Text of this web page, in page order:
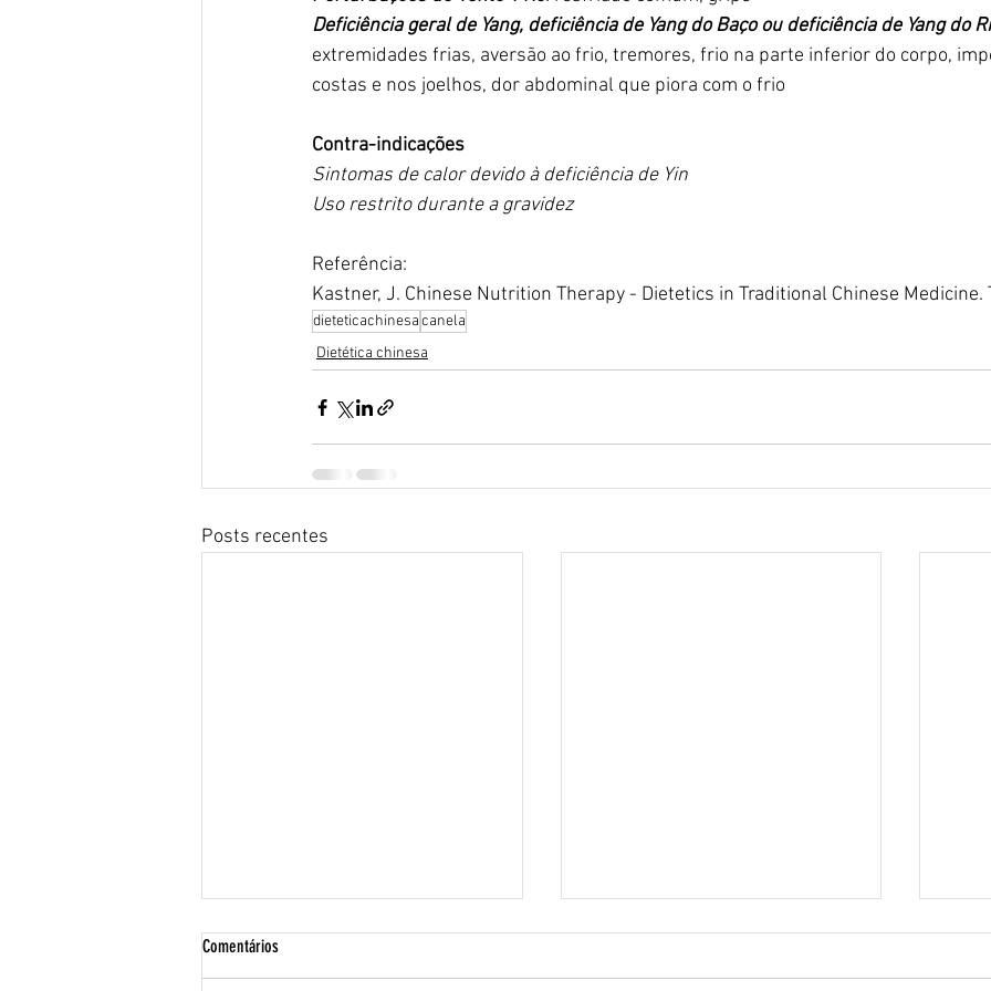
Deficiência geral de Yang, deficiência de Yang do Baço ou deficiência de Yang do
extremidades frias, aversão ao frio, tremores, frio na parte inferior do corpo,
costas e nos joelhos, dor abdominal que piora com o frio
Contra-indicações
Sintomas de calor devido à deficiência de Yin
Uso restrito durante a gravidez
Referência:
Kastner, J. Chinese Nutrition Therapy - Dietetics in Traditional Chinese Medicine.
dieteticachinesacanela
Dietética chinesa
Posts recentes
Comentários